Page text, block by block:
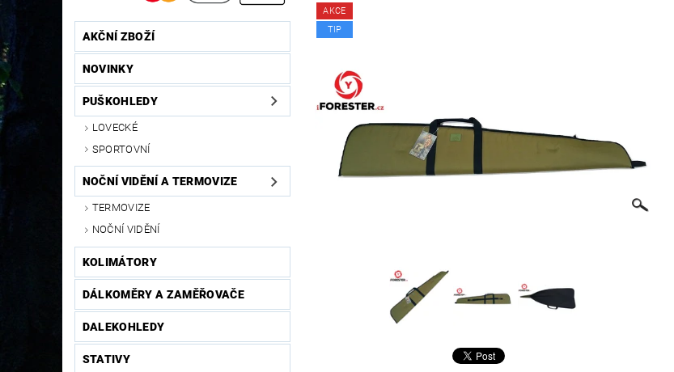
AKČNÍ ZBOŽÍ
NOVINKY
PUŠKOHLEDY
LOVECKÉ
SPORTOVNÍ
NOČNÍ VIDĚNÍ A TERMOVIZE
TERMOVIZE
NOČNÍ VIDĚNÍ
KOLIMÁTORY
DÁLKOMĚRY A ZAMĚŘOVAČE
DALEKOHLEDY
STATIVY
AKCE
TIP